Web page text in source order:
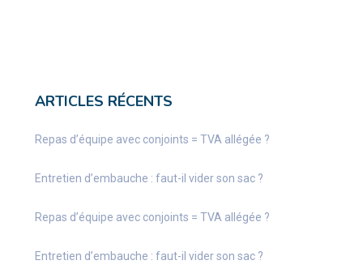
ARTICLES RÉCENTS
Repas d’équipe avec conjoints = TVA allégée ?
Entretien d’embauche : faut-il vider son sac ?
Repas d’équipe avec conjoints = TVA allégée ?
Entretien d’embauche : faut-il vider son sac ?